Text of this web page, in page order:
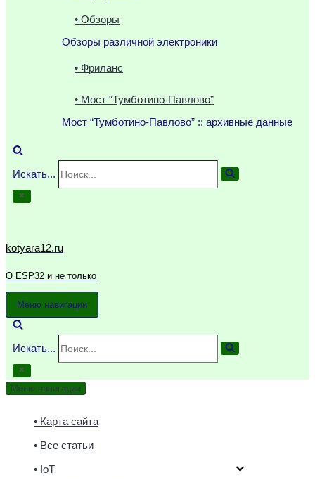
• Обзоры
Обзоры различной электроники
• Фриланс
• Мост “Тумботино-Павлово”
Мост “Тумботино-Павлово” :: архивные данные
Искать...
kotyara12.ru
О ESP32 и не только
Меню навигации
Искать...
Меню навигации
• Карта сайта
• Все статьи
• IoT